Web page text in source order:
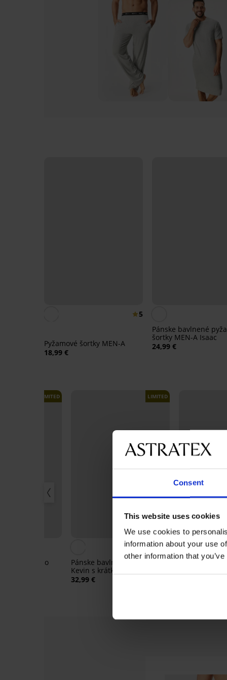
Consent
This website uses cookies
We use cookies to
information about your use
other information that
5
Pyžamové šortky MEN-A
18,99 €
Pánske bavlnené
šortky MEN-A Isaac
24,99 €
LIMITED
pyžamo
LIMITED
Pánske bavlnené pyžamo
Kevin s krátkymi nohavicami
32,99 €
Zľava -30%
Bavlnené